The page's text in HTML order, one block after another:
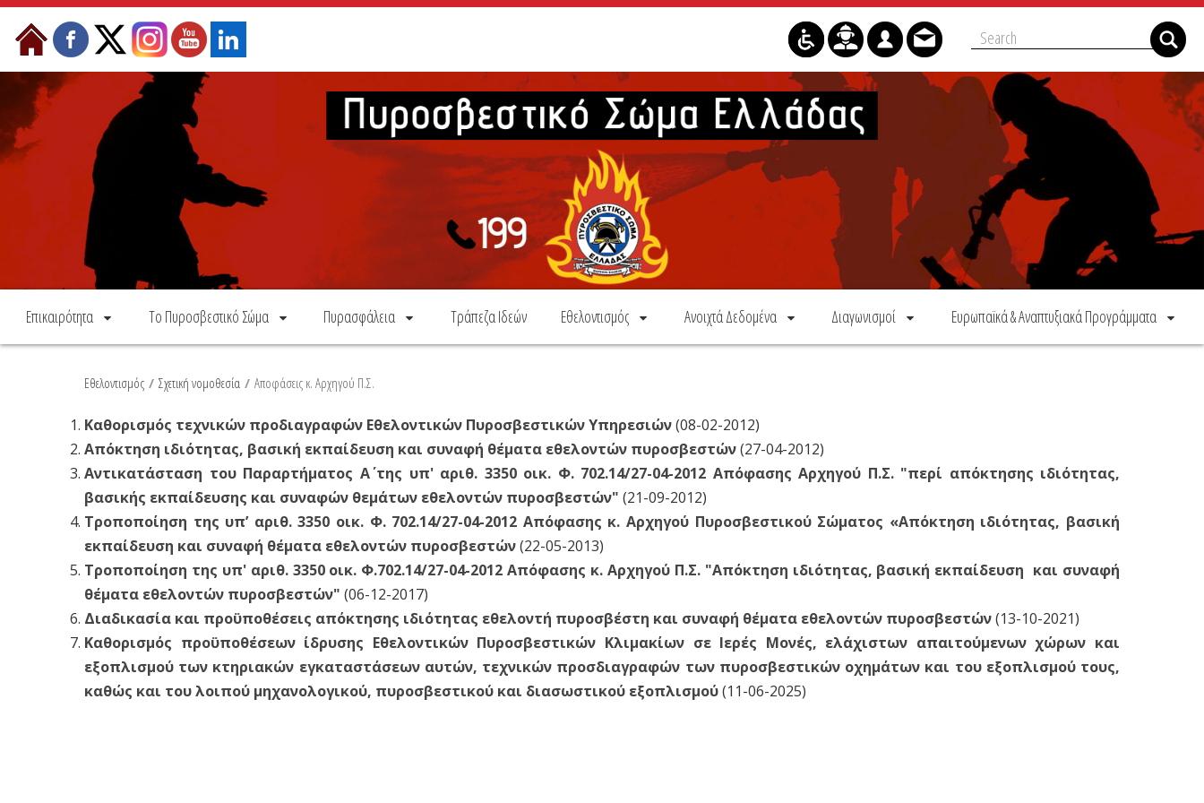
Skip to Content
Επικαιρότητα Το Πυροσβεστικό Σώμα Πυρασφάλεια Τράπεζα Ιδεών Εθελοντισμός Ανοιχτά Δεδομένα Διαγωνισμοί Ευρωπαϊκά & Αναπτυξιακά Προγράμματα
Εθελοντισμός / Σχετική νομοθεσία / Αποφάσεις κ. Αρχηγού Π.Σ.
Καθορισμός τεχνικών προδιαγραφών Εθελοντικών Πυροσβεστικών Υπηρεσιών(08-02-2012)
Απόκτηση ιδιότητας, βασική εκπαίδευση και συναφή θέματα εθελοντών πυροσβεστών(27-04-2012)
Αντικατάσταση του Παραρτήματος Α΄ της υπ' αριθ. 3350 οικ. Φ. 702.14/27-04-2012 Απόφασης Αρχηγού Π.Σ. "περί απόκτησης ιδιότητας,
βασικής εκπαίδευσης και συναφών θεμάτων εθελοντών πυροσβεστών" (21-09-2012)
Τροποποίηση της υπ’ αριθ. 3350 οικ. Φ. 702.14/27-04-2012 Απόφασης κ. Αρχηγού Πυροσβεστικού Σώματος «Απόκτηση ιδιότητας, βασική
εκπαίδευση και συναφή θέματα εθελοντών πυροσβεστών(22-05-2013)
Τροποποίηση της υπ' αριθ. 3350 οικ. Φ.702.14/27-04-2012 Απόφασης κ. Αρχηγού Π.Σ. "Απόκτηση ιδιότητας, βασική εκπαίδευση και συναφή
θέματα εθελοντών πυροσβεστών" (06-12-2017)
Διαδικασία και προϋποθέσεις απόκτησης ιδιότητας εθελοντή πυροσβέστη και συναφή θέματα εθελοντών πυροσβεστών(13-10-2021)
Καθορισμός προϋποθέσεων ίδρυσης Εθελοντικών Πυροσβεστικών Κλιμακίων σε Ιερές Μονές, ελάχιστων απαιτούμενων χώρων και
εξοπλισμού των κτηριακών εγκαταστάσεων αυτών, τεχνικών προσδιαγραφών των πυροσβεστικών οχημάτων και του εξοπλισμού τους,
καθώς και του λοιπού μηχανολογικού, πυροσβεστικού και διασωστικού εξοπλισμού(11-06-2025)